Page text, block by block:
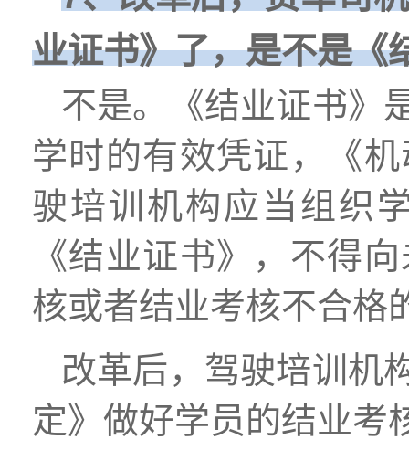
业证书》了，是不是《
不是。《结业证书》
学时的有效凭证，《
驶培训机构应当组织
《结业证书》，不得
核或者结业考核不合格
改革后，驾驶培训机
定》做好学员的结业考